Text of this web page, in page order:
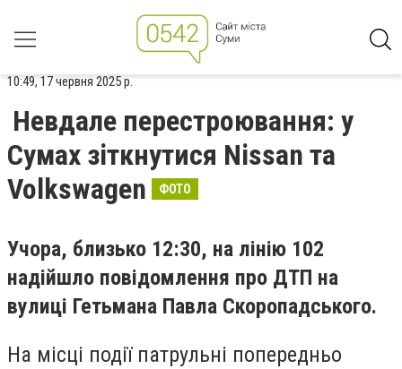
10:49, 17 червня 2025 р.
Невдале перестроювання: у
Сумах зіткнутися Nissan та
Volkswagen
ФОТО
Учора, близько 12:30, на лінію 102
надійшло повідомлення про ДТП на
вулиці Гетьмана Павла Скоропадського.
На місці події патрульні попередньо